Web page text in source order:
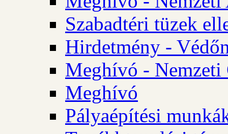
Szabadtéri tüzek
Hirdetmény -
Meghívó - Nemzeti
Meghívó
Pályaépítési